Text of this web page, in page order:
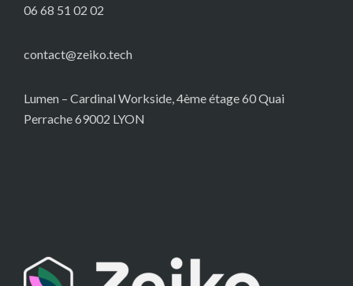
06 68 51 02 02
contact@zeiko.tech
Lumen – Cardinal Workside, 4ème étage 60 Quai
Perrache 69002 LYON